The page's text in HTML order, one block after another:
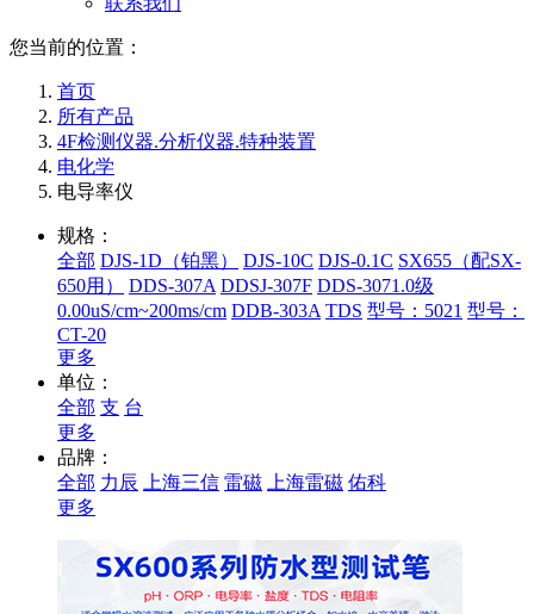
您当前的位置：
首页
所有产品
4F检测仪器.分析仪器.特种装置
电化学
电导率仪
规格：
全部 DJS-1D（铂黑） DJS-10C DJS-0.1C SX655（配SX-
650用）
DDS-307A DDSJ-307F DDS-3071.0级
0.00uS/cm~200ms/cm DDB-303A TDS 型号：5021 型号：
CT-20
更多
单位：
全部 支 台
更多
品牌：
全部 力辰 上海三信 雷磁 上海雷磁 佑科
更多